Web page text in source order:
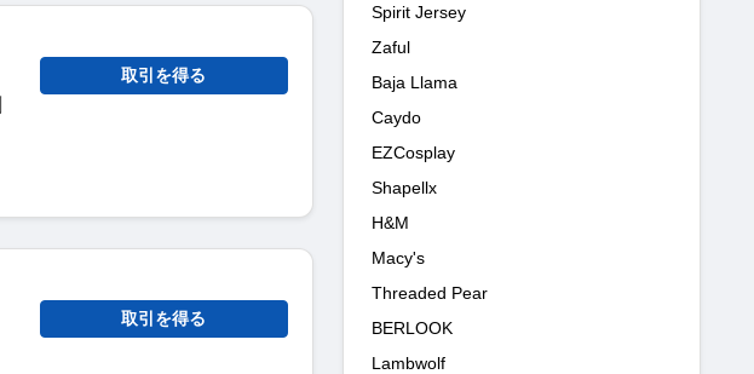
取引を得る
取引を得る
Spirit Jersey
Zaful
Baja Llama
Caydo
EZCosplay
Shapellx
H&M
Macy's
Threaded Pear
BERLOOK
Lambwolf